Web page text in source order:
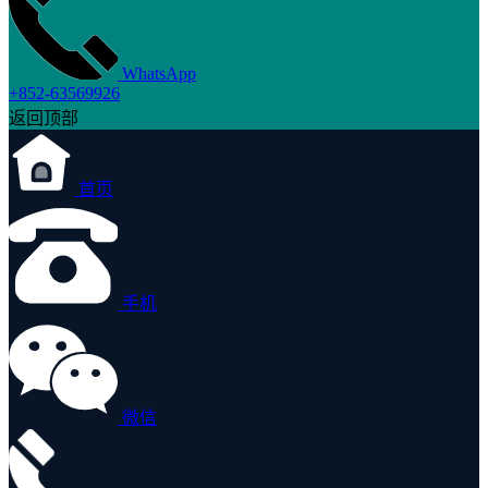
WhatsApp
+852-63569926
返回顶部
首页
手机
微信